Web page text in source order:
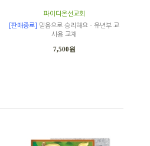
파이디온선교회
[판매종료]
믿음으로 승리해요 - 유년부 교
사용 교재
7,500원